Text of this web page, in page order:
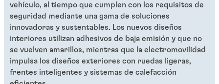
vehículo, al tiempo que cumplen con los requisitos de
seguridad mediante una gama de soluciones
innovadoras y sustentables. Los nuevos diseños
interiores utilizan adhesivos de baja emisión y que no
se vuelven amarillos, mientras que la electromovilidad
impulsa los diseños exteriores con ruedas ligeras,
frentes inteligentes y sistemas de calefacción